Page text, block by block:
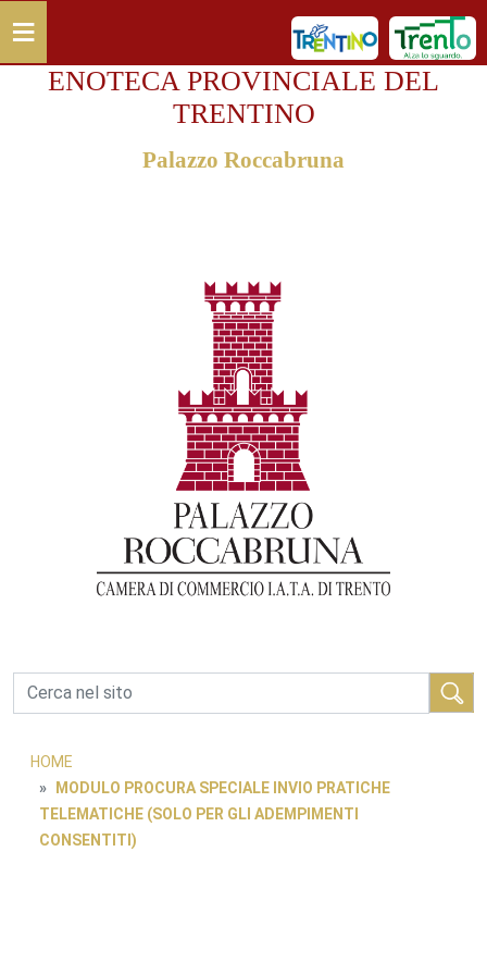
≡
ENOTECA PROVINCIALE DEL
TRENTINO
Palazzo Roccabruna
Cerca
HOME
MODULO PROCURA SPECIALE INVIO PRATICHE
TELEMATICHE (SOLO PER GLI ADEMPIMENTI
CONSENTITI)